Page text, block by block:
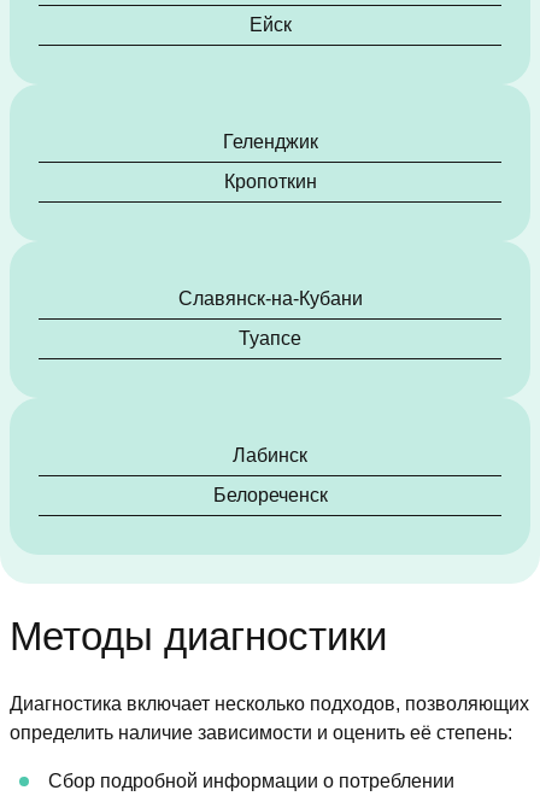
Ейск
Геленджик
Кропоткин
Славянск-на-Кубани
Туапсе
Лабинск
Белореченск
Методы диагностики
Диагностика включает несколько подходов, позволяющих
определить наличие зависимости и оценить её степень:
Сбор подробной информации о потреблении